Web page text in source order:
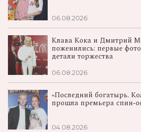
06.08.2026
Клава Кока и Дмитрий
поженились: первые
детали торжества
06.08.2026
«Последний богатырь.
прошла премьера
04.08.2026